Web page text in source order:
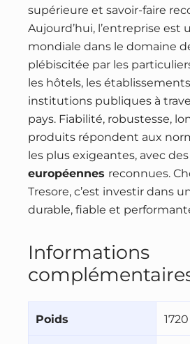
supérieure et savoir-faire
Aujourd’hui, l’entreprise est
mondiale dans le domaine
plébiscitée par les
les hôtels, les
institutions publiques à
pays. Fiabilité, robustesse,
produits répondent aux
les plus exigeantes, avec des
européennes reconnues.
Tresore, c’est investir dans
durable, fiable et
Informations
Poids